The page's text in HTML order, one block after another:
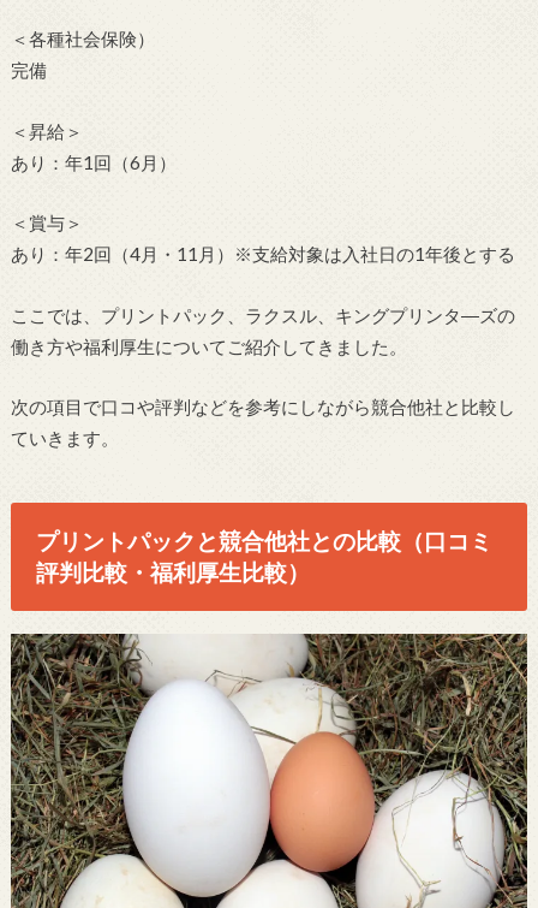
＜各種社会保険）
完備
＜昇給＞
あり：年1回（6月）
＜賞与＞
あり：年2回（4月・11月）※支給対象は入社日の1年後とする
ここでは、プリントパック、ラクスル、キングプリンタ―ズの
働き方や福利厚生についてご紹介してきました。
次の項目で口コや評判などを参考にしながら競合他社と比較し
ていきます。
プリントパックと競合他社との比較（口コミ
評判比較・福利厚生比較）